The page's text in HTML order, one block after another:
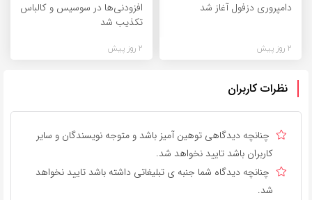
دامپروری دزفول آغاز شد
2 روز پیش
افزودنی‌ها در سوسیس و کالباس
تکذیب شد
2 روز پیش
نظرات کاربران
چنانچه دیدگاهی توهین آمیز باشد و متوجه نویسندگان و سایر
کاربران باشد تایید نخواهد شد.
چنانچه دیدگاه شما جنبه ی تبلیغاتی داشته باشد تایید نخواهد
شد.